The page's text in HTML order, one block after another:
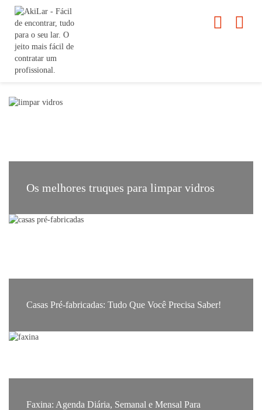
Os melhores truques para limpar vidros
Casas Pré-fabricadas: Tudo Que Você Precisa Saber!
Faxina: Agenda Diária, Semanal e Mensal Para